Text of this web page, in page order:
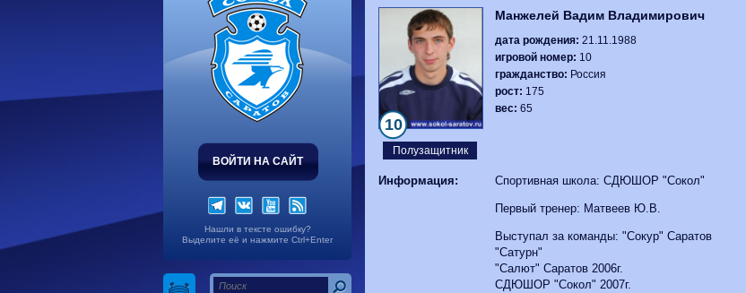
ВОЙТИ НА САЙТ
Нашли в тексте ошибку?
Выделите её и нажмите Ctrl+Enter
Полузащитник
10
Манжелей Вадим Владимирович
дата рождения: 21.11.1988
игровой номер: 10
гражданство: Россия
рост: 175
вес: 65
Информация: Спортивная школа: СДЮШОР "Сокол"
Первый тренер: Матвеев Ю.В.
Выступал за команды: "Сокур" Саратов
"Сатурн"
"Салют" Саратов 2006г.
СДЮШОР "Сокол" 2007г.
1 тур, 19.07.2026
1-1
Калуга
Динамо
0-0
Волгарь
0-0
Динамо-Брянск
2-1
Алания
1-2 Сибирь
2 тур, 25.07.2026
Родина-2 0-0
Динамо-
Владивосток
2 тур, 26.07.2026
Сокол 0-1
Динамо
Динамо-Брянск
0-4
Алания
Волгарь
1-2
Машук-КМВ
3 тур, 02.08.2026